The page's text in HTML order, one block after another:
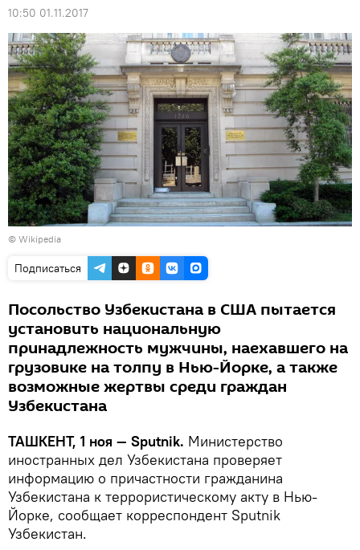
10:50 01.11.2017
© Wikipedia
Подписаться
Посольство Узбекистана в США пытается
установить национальную
принадлежность мужчины, наехавшего на
грузовике на толпу в Нью-Йорке, а также
возможные жертвы среди граждан
Узбекистана
ТАШКЕНТ, 1 ноя — Sputnik. Министерство
иностранных дел Узбекистана проверяет
информацию о причастности гражданина
Узбекистана к террористическому акту в Нью-
Йорке, сообщает корреспондент Sputnik
Узбекистан.